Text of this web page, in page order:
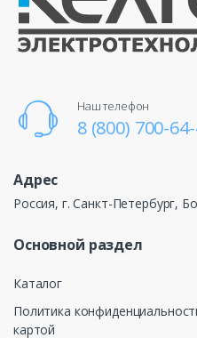
Наш телефон
8 (800) 700-
Адрес
Россия, г. Санкт-Петербург,
Основной раздел
Каталог
Политика
картой